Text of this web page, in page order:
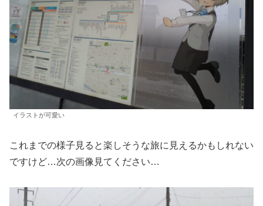
イラストが可愛い
これまでの様子見ると楽しそうな旅に見えるかもしれない
ですけど…次の画像見てください…